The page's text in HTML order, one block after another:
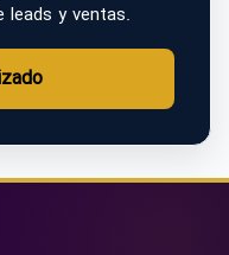
leads y ventas.